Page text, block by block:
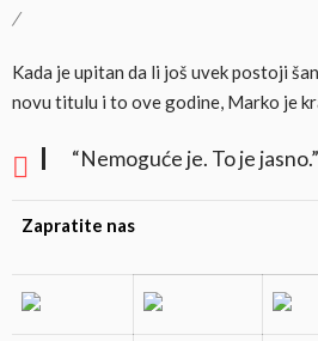
/
Kada je upitan da li još uvek postoji
novu titulu i to ove godine, Marko je
“Nemoguće je. To je jasno.”
Zapratite nas